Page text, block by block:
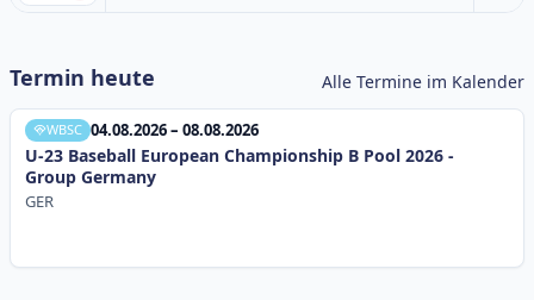
Termin heute Alle Termine im Kalender
WBSC 04.08.2026 – 08.08.2026
U-23 Baseball European Championship B Pool 2026 -
Group Germany
GER